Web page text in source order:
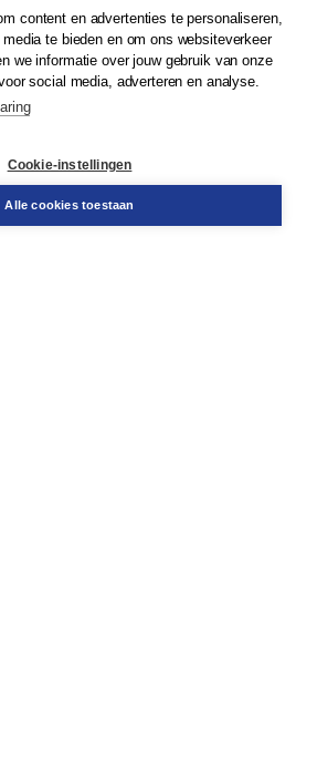
uitgevers
content en advertenties te personaliseren,
te bieden en om ons websiteverkeer
we informatie over jouw gebruik van onze
social media, adverteren en analyse.
Cookie-instellingen
Alle cookies toestaan